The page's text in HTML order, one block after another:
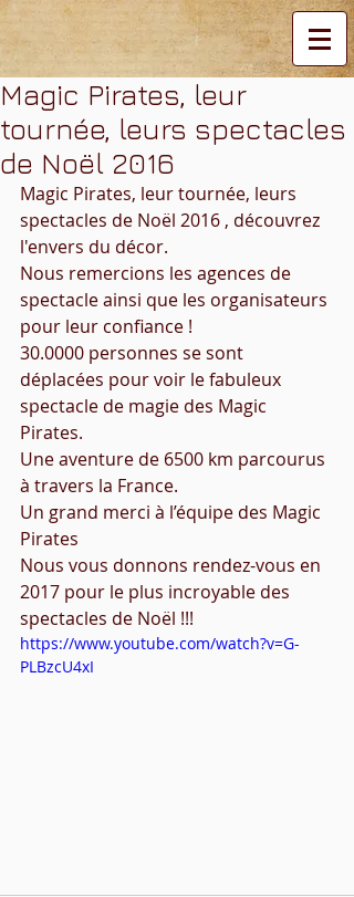
Magic Pirates, leur
tournée, leurs spectacles
de Noël 2016
Magic Pirates, leur tournée, leurs
spectacles de Noël 2016 , découvrez
l'envers du décor.
Nous remercions les agences de
spectacle ainsi que les organisateurs
pour leur confiance !
30.0000 personnes se sont
déplacées pour voir le fabuleux
spectacle de magie des Magic
Pirates.
Une aventure de 6500 km parcourus
à travers la France.
Un grand merci à l’équipe des Magic
Pirates
Nous vous donnons rendez-vous en
2017 pour le plus incroyable des
spectacles de Noël !!!
https://www.youtube.com/watch?v=G-
PLBzcU4xI